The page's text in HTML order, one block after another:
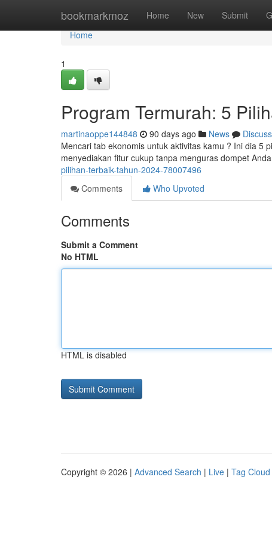
bookmarkmoz Home New Submit
Home
Home
1
Program Termurah: 5
martinaoppe144848 90 days ago News
Discuss
Mencari tab ekonomis untuk aktivitas kamu ? Ini dia 5
menyediakan fitur cukup tanpa menguras dompet
pilihan-terbaik-tahun-2024-78007496
Comments
Who Upvoted
Comments
Submit a Comment
No HTML
HTML is disabled
Copyright © 2026 | Advanced Search | Live | Tag Cloud